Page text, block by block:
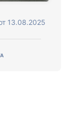
13.08.2025